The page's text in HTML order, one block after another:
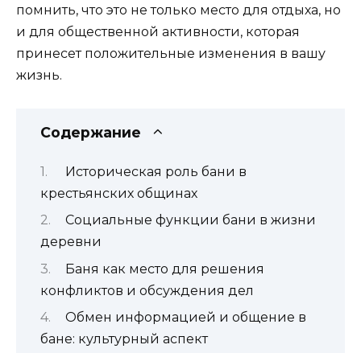
помнить, что это не только место для отдыха, но
и для общественной активности, которая
принесет положительные изменения в вашу
жизнь.
Содержание
Историческая роль бани в
крестьянских общинах
Социальные функции бани в жизни
деревни
Баня как место для решения
конфликтов и обсуждения дел
Обмен информацией и общение в
бане: культурный аспект